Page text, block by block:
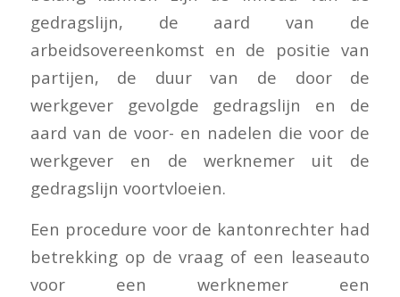
gedragslijn, de aard van de
arbeidsovereenkomst en de positie van
partijen, de duur van de door de
werkgever gevolgde gedragslijn en de
aard van de voor- en nadelen die voor de
werkgever en de werknemer uit de
gedragslijn voortvloeien.
Een procedure voor de kantonrechter had
betrekking op de vraag of een leaseauto
voor een werknemer een